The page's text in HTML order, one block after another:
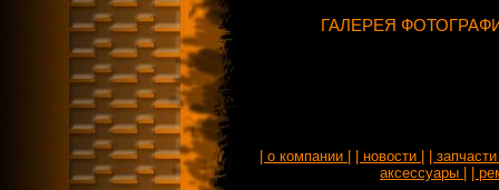
ГАЛЕРЕЯ
| о компании | | новости |
|
аксессуары |
|